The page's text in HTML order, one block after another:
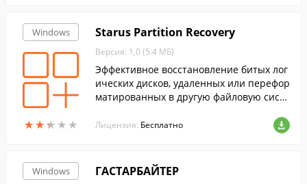
Windows
★★★ ★ ★
★★★ ★ ★
Starus Partition Recovery
Версия: 1,0 (5.4 МБ)
Эффективное восстановление битых лог
ических дисков, удаленных или перефор
матированных в другую файловую систе
Лицензия: Бесплатно
Windows ГАСТАРБАЙТЕР